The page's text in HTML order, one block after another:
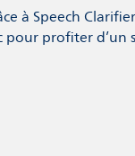
à Speech
pour profiter d’un